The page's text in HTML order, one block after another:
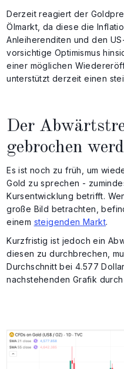
Derzeit reagiert der
Ölmarkt, da diese die
Anleiherenditen und den
vorsichtige Optimismus
einer möglichen
unterstützt derzeit einen
Der
gebrochen
Es ist noch zu früh, um
Gold zu sprechen -
Kursentwicklung betrifft.
große Bild betrachten,
einem steigenden Markt.
Kurzfristig ist jedoch ein
diesen zu durchbrechen,
Durchschnitt bei 4.577
nachstehenden Grafik